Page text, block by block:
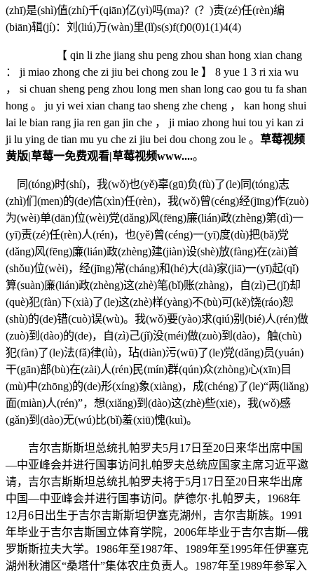
(zhī)是(shì)值(zhí)千(qiān)亿(yì)吗(ma)？(？)责(zé)任(rèn)编
(biān)辑(jí)：刘(liú)万(wàn)里(lǐ)s(s)f(f)0(0)1(1)4(4)
【 qin li zhe jiang shu peng zhou shan hong xian chang
： ji miao zhong che zi jiu bei chong zou le 】 8 yue 1 3 ri xia wu
， si chuan sheng peng zhou long men shan long cao gou tu fa shan
hong 。 ju yi wei xian chang tao sheng zhe cheng ， kan hong shui
lai le bian rang jia ren gan jin che ， ji miao zhong hui tou yi kan zi
ji lu ying de tian mu yu che zi jiu bei dou chong zou le 。 草莓视频
黄版|草莓一免费观看|草莓视频www....。
同(tóng)时(shí)，我(wǒ)也(yě)辜(gū)负(fù)了(le)同(tóng)志
(zhì)们(men)的(de)信(xìn)任(rèn)，我(wǒ)曾(céng)经(jīng)作(zuò)
为(wèi)单(dān)位(wèi)党(dǎng)风(fēng)廉(lián)政(zhèng)第(dì)一
(yī)责(zé)任(rèn)人(rén)，也(yě)曾(céng)一(yī)度(dù)把(bǎ)党
(dǎng)风(fēng)廉(lián)政(zhèng)建(jiàn)设(shè)放(fàng)在(zài)首
(shǒu)位(wèi)，经(jīng)常(cháng)和(hé)大(dà)家(jiā)一(yī)起(qǐ)
算(suàn)廉(lián)政(zhèng)这(zhè)笔(bǐ)账(zhàng)，自(zì)己(jǐ)却
(què)犯(fàn)下(xià)了(le)这(zhè)样(yàng)不(bù)可(kě)饶(ráo)恕
(shù)的(de)错(cuò)误(wù)。我(wǒ)要(yào)求(qiú)别(bié)人(rén)做
(zuò)到(dào)的(de)，自(zì)己(jǐ)没(méi)做(zuò)到(dào)，触(chù)
犯(fàn)了(le)法(fǎ)律(lǜ)，玷(diàn)污(wū)了(le)党(dǎng)员(yuán)
干(gān)部(bù)在(zài)人(rén)民(mín)群(qún)众(zhòng)心(xīn)目
(mù)中(zhōng)的(de)形(xíng)象(xiàng)，成(chéng)了(le)“两(liǎng)
面(miàn)人(rén)”，想(xiǎng)到(dào)这(zhè)些(xiē)，我(wǒ)感
(gǎn)到(dào)无(wú)比(bǐ)羞(xiū)愧(kuì)。
吉尔吉斯斯坦总统扎帕罗夫5月17日至20日来华出席中国
—中亚峰会并进行国事访问扎帕罗夫总统应国家主席习近平邀
请，吉尔吉斯斯坦总统扎帕罗夫将于5月17日至20日来华出席
中国—中亚峰会并进行国事访问。萨德尔·扎帕罗夫，1968年
12月6日出生于吉尔吉斯斯坦伊塞克湖州，吉尔吉斯族。1991
年毕业于吉尔吉斯国立体育学院，2006年毕业于吉尔吉斯—俄
罗斯斯拉夫大学。1986年至1987年、1989年至1995年任伊塞克
湖州秋浦区“桑塔什”集体农庄负责人。1987年至1989年参军入